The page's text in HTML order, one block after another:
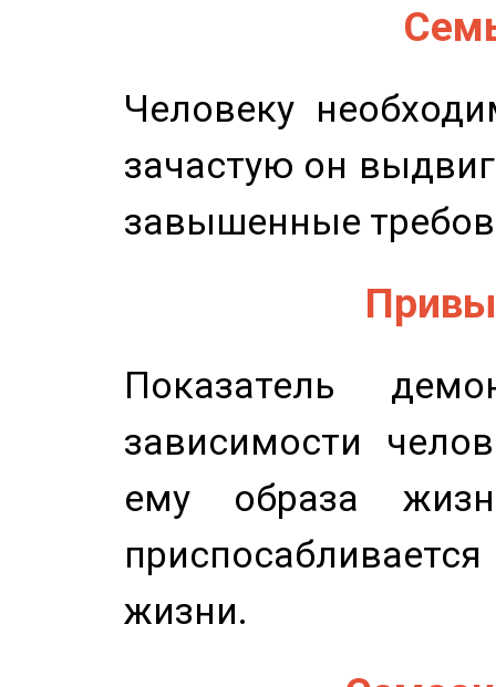
Человеку
зачастую он
завышенные
Показатель
зависимости
ему образа
жизни.